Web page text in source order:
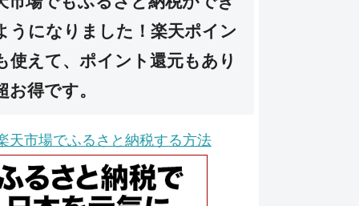
うになりました！楽天ポイン
使えて、ポイント還元もあり
お得です。
天市場でふるさと納税する方法